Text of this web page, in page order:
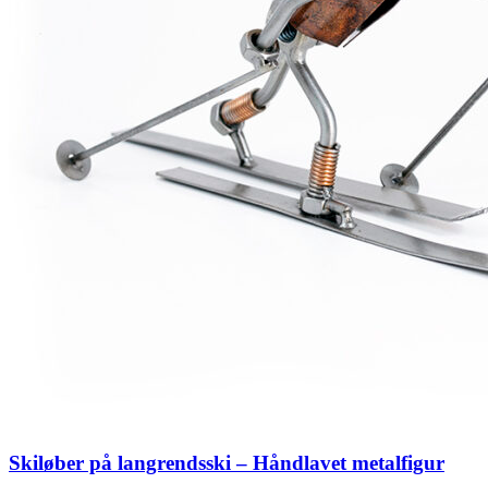
Skiløber på langrendsski – Håndlavet metalfigur